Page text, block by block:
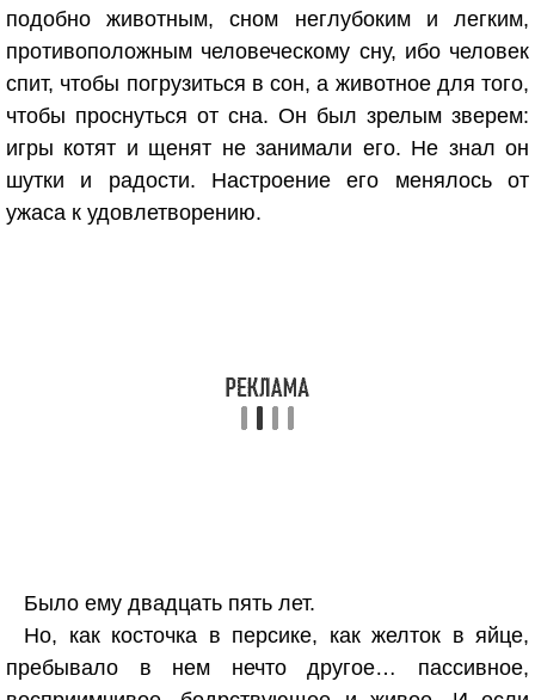
подобно животным, сном неглубоким и легким,
противоположным человеческому сну, ибо человек
спит, чтобы погрузиться в сон, а животное для того,
чтобы проснуться от сна. Он был зрелым зверем:
игры котят и щенят не занимали его. Не знал он
шутки и радости. Настроение его менялось от
ужаса к удовлетворению.
Было ему двадцать пять лет.
Но, как косточка в персике, как желток в яйце,
пребывало в нем нечто другое… пассивное,